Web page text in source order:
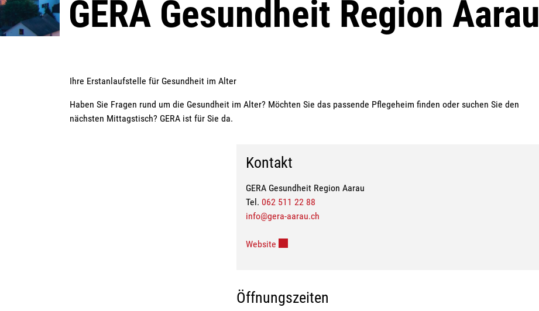
GERA Gesundheit Region Aarau
Ihre Erstanlaufstelle für Gesundheit im Alter
Haben Sie Fragen rund um die Gesundheit im Alter? Möchten Sie das passende Pflegeheim finden oder suchen Sie den
nächsten Mittagstisch? GERA ist für Sie da.
Kontakt
GERA Gesundheit Region Aarau
Tel. 062 511 22 88
info@gera-aarau.ch
WebsiteExterner Link wird in einem neuen Fenster geöffnet.
Öffnungszeiten
Zugehörige Objekte